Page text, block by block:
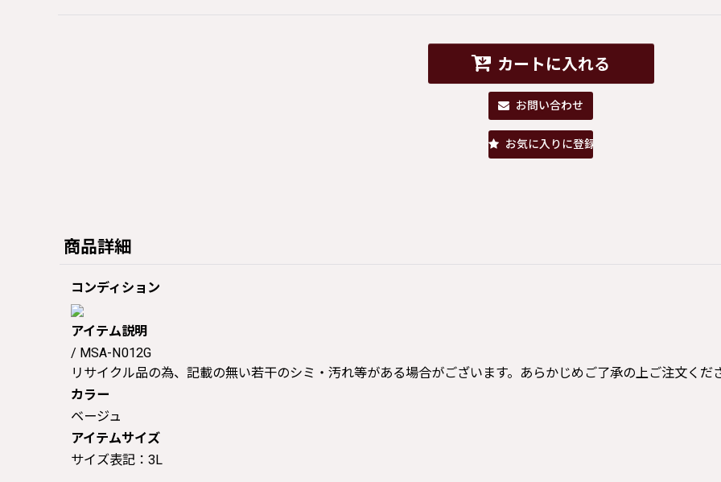
カートに入れる
お問い合わせ
お気に入りに登録
商品詳細
コンディション
アイテム説明
/ MSA-N012G
リサイクル品の為、記載の無い若干のシミ・汚れ等がある場合がございます。あらかじめご了承の上ご注文くだ
カラー
ベージュ
アイテムサイズ
サイズ表記：3L